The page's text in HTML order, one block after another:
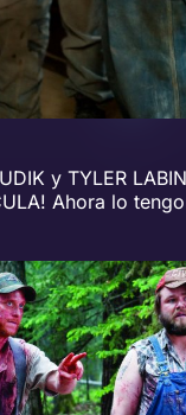
y TYLER
Ahora lo